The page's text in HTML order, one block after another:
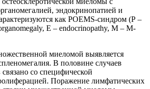
эндокринопатией и
как POEMS-синдром (Р –
Е – endocrinopathy, М – M-
миеломой выявляется
В половине случаев
со специфической
Поражение лимфатических